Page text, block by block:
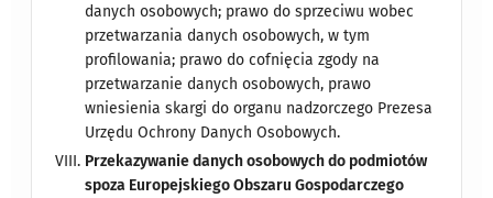
danych osobowych; prawo do sprzeciwu wobec
przetwarzania danych osobowych, w tym
profilowania; prawo do cofnięcia zgody na
przetwarzanie danych osobowych, prawo
wniesienia skargi do organu nadzorczego Prezesa
Urzędu Ochrony Danych Osobowych.
Przekazywanie danych osobowych do podmiotów
spoza Europejskiego Obszaru Gospodarczego